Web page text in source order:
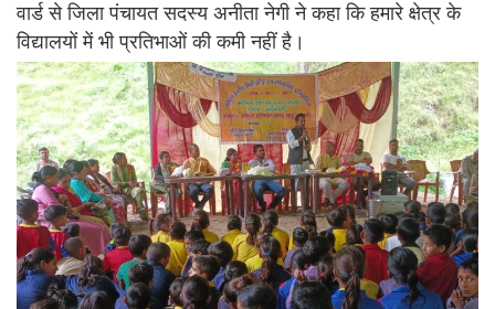
वार्ड से जिला पंचायत सदस्य अनीता नेगी ने कहा कि हमारे क्षेत्र के
विद्यालयों में भी प्रतिभाओं की कमी नहीं है।